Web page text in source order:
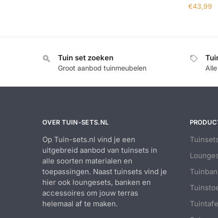
€43,99
Tuin set zoeken
Groot aanbod tuinmeubelen
OVER TUIN-SETS.NL
Op Tuin-sets.nl vind je een
uitgebreid aanbod van tuinsets in
alle soorten materialen en
toepassingen. Naast tuinsets vind je
hier ook loungesets, banken en
accessoires om jouw terras
helemaal af te maken.